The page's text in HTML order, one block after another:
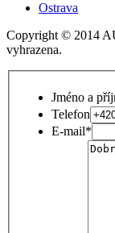
Ostrava
Copyright © 2014
vyhrazena.
Jméno a
Telefon
E-mail*